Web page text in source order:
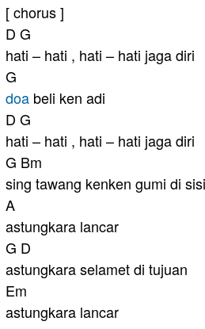
[ chorus ]
D G
hati – hati , hati – hati jaga diri
G
doa beli ken adi
D G
hati – hati , hati – hati jaga diri
G Bm
sing tawang kenken gumi di sisi
A
astungkara lancar
G D
astungkara selamet di tujuan
Em
astungkara lancar